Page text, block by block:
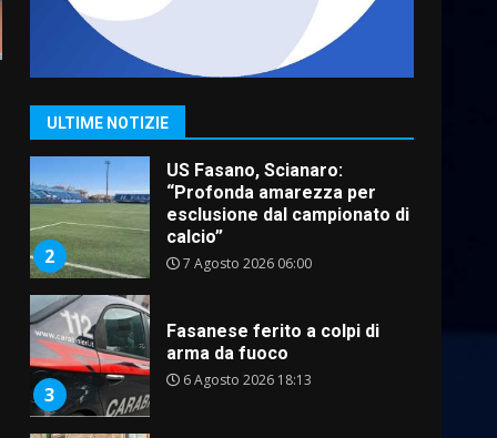
ULTIME NOTIZIE
2
US Fasano, Scianaro:
“Profonda amarezza per
esclusione dal campionato di
calcio”
3
Fasanese ferito a colpi di
arma da fuoco
6 Agosto 2026 18:13
4
piano di aperture
straordinarie del Comune di
Fasano